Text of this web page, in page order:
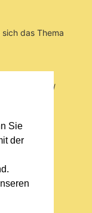
Sie
der
das Thema